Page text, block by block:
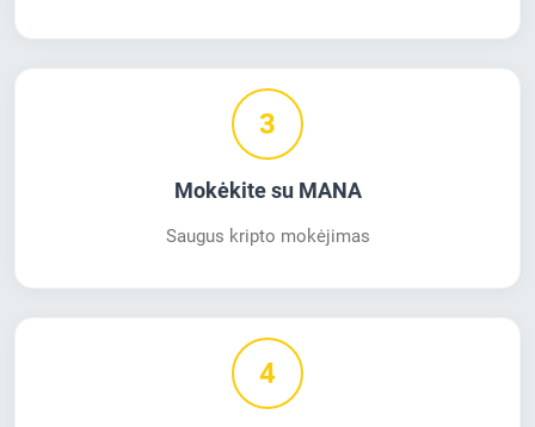
3
Mokėkite su MANA
Saugus kripto mokėjimas
4